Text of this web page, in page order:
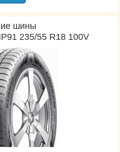
шины
235/55 R18 100V